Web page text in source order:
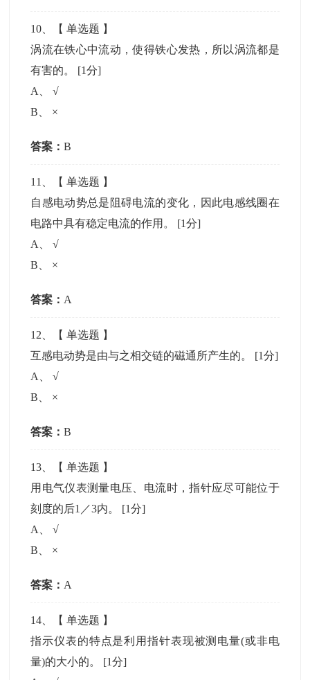
10 、【单选题 】
涡流在铁心中流动，使得铁心发热，所以涡流都是
有害的。 [1分]
A
、√
B
×
答案：B
11 、【单选题 】
自感电动势总是阻碍电流的变化，因此电感线圈在
电路中具有稳定电流的作用。 [1分]
A
、√
B
×
答案： A
12 、【单选题 】
互感电动势是由与之相交链的磁通所产生的。 [1分]
A
、√
B
×
答案：B
13 、【单选题 】
用电气仪表测量电压、电流时，指针应尽可能位于
刻度的后1／3内。 [1分]
A
、√
B
×
答案： A
14 、【单选题 】
指示仪表的特点是利用指针表现被测电量(或非电
量)的大小的。 [1分]